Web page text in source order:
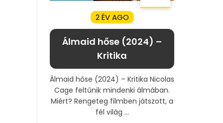
2 ÉV AGO
Álmaid hőse (2024) –
Kritika
Álmaid hőse (2024) – Kritika Nicolas
Cage feltűnik mindenki álmában.
Miért? Rengeteg filmben játszott, a
fél világ ...